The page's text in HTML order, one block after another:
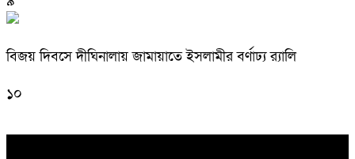
বিজয় দিবসে দীঘিনালায় জামায়াতে ইসলামীর বর্ণাঢ্য র‍্যালি
১০